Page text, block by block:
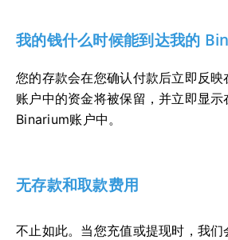
我的钱什么时候能到达我的
您的存款会在您确认付款后立即反
账户中的资金将被保留，并立即显示
Binarium账户中。
无存款和取款费用
不止如此。当您充值或提现时，我